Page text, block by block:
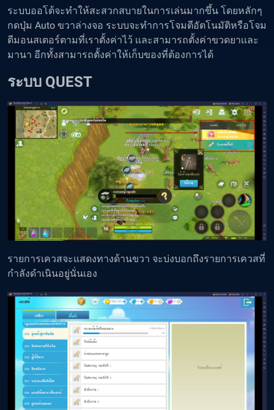
ระบบออโต้จะทำให้สะสวกสบายในการเล่นมากขึ้น โดยหลักๆ
กดปุ่ม Auto ขวาล่างจอ ระบบจะทำการโจมตีอัตโนมัติหรือโจม
ตีมอนสเตอร์ตามที่เราตั้งค่าไว้ เเละสามารถตั้งค่าขวดยาเเละ
มานา อีกทั้งสามารถตั้งค่าให้เก็บของที่ต้องการได้
ระบบ QUEST
รายการเควสจะแสดงทางด้านขวา จะบ่งบอกถึงรายการเควสที่
กำลังดำเนินอยู่นั่นเอง